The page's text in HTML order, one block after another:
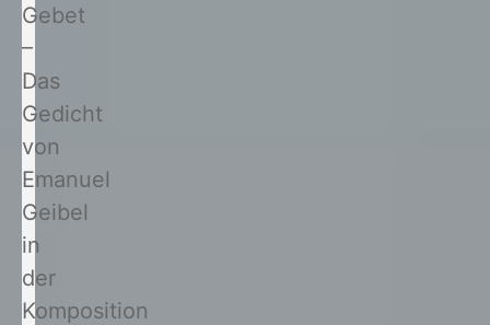
Gebet
–
Das
Gedicht
von
Emanuel
Geibel
in
der
Komposition